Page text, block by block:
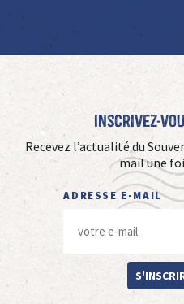
Inscrivez-
Recevez l’actualité du
mail une
ADRESSE E-MAIL